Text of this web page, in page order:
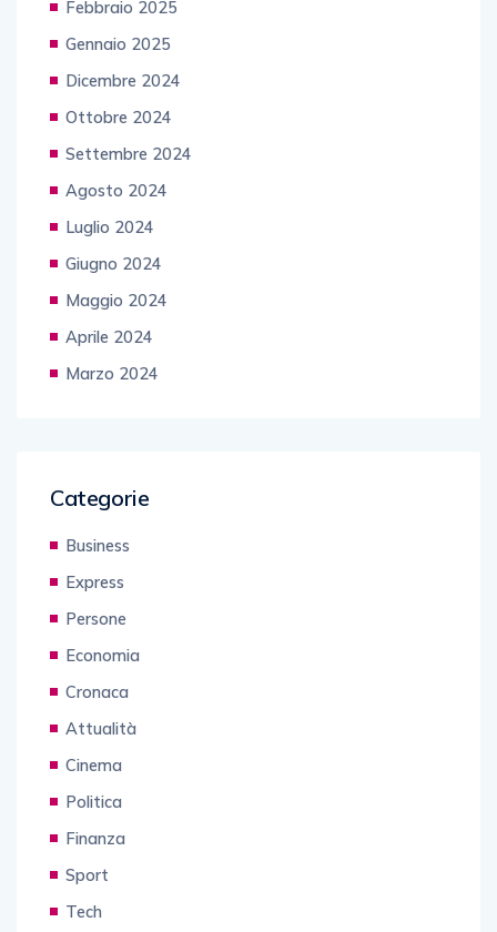
Febbraio 2025
Gennaio 2025
Dicembre 2024
Ottobre 2024
Settembre 2024
Agosto 2024
Luglio 2024
Giugno 2024
Maggio 2024
Aprile 2024
Marzo 2024
Categorie
Business
Express
Persone
Economia
Cronaca
Attualità
Cinema
Politica
Finanza
Sport
Tech